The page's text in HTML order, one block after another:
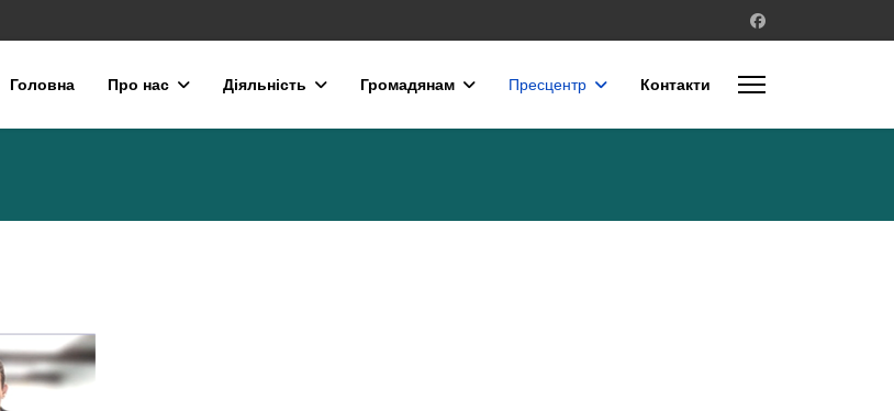
Головна Про нас Діяльність Громадянам Пресцентр Контакти